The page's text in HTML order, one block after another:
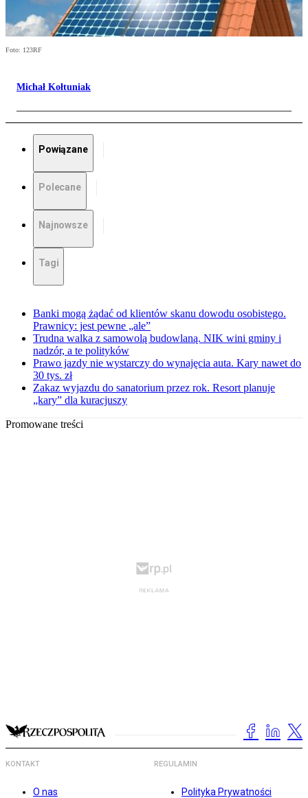
Foto: 123RF
Michał Kołtuniak
Powiązane
Polecane
Najnowsze
Tagi
Banki mogą żądać od klientów skanu dowodu osobistego.
Prawnicy: jest pewne „ale”
Trudna walka z samowolą budowlaną. NIK wini gminy i
nadzór, a te polityków
Prawo jazdy nie wystarczy do wynajęcia auta. Kary nawet do
30 tys. zł
Zakaz wyjazdu do sanatorium przez rok. Resort planuje
„kary” dla kuracjuszy
Promowane treści
KONTAKT
O nas
REGULAMIN
Polityka Prywatności